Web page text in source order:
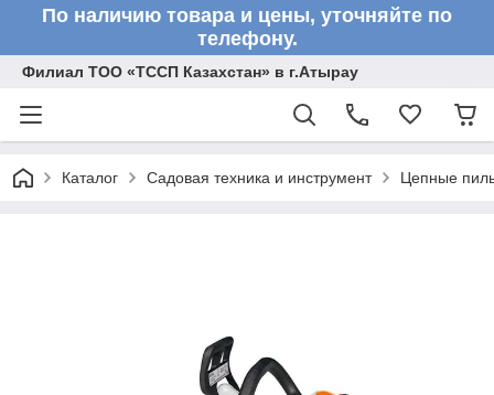
По наличию товара и цены, уточняйте по
телефону.
Филиал ТОО «ТССП Казахстан» в г.Атырау
Каталог Садовая техника и инструмент Цепные